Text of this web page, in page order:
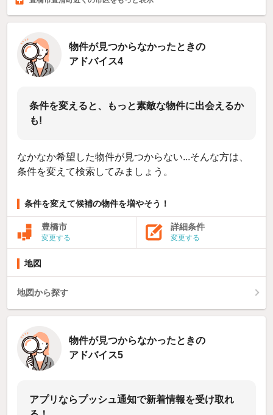
3,483件
3,385件
486件
物件が見つからなかったときの
アドバイス4
条件を変えると、もっと素敵な物件に出会えるか
も!
なかなか希望した物件が見つからない...そんな方は、
条件を変えて検索してみましょう。
条件を変えて候補の物件を増やそう！
豊橋市
変更する
詳細条件
変更する
地図
地図から探す
物件が見つからなかったときの
アドバイス5
アプリならプッシュ通知で新着情報を受け取れ